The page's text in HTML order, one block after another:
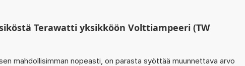
Terawatti yksikköön Volttiampeeri (TW
mahdollisimman nopeasti, on parasta syöttää muunnettava arvo